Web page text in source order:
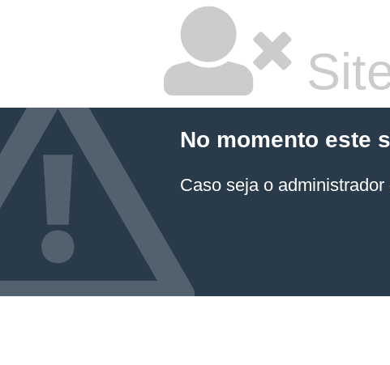
No momento este
Caso seja o